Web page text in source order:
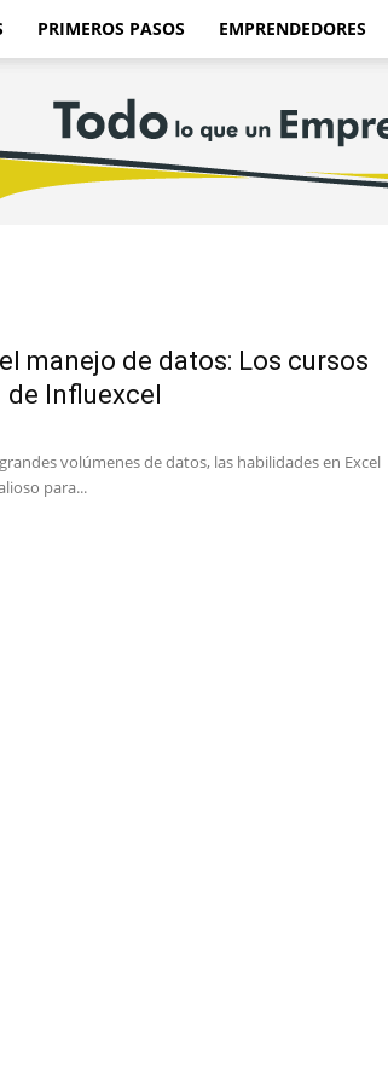
PRIMEROS PASOS EMPRENDEDORES
manejo de datos: Los cursos
de Influexcel
volúmenes de datos, las habilidades en Excel
para...